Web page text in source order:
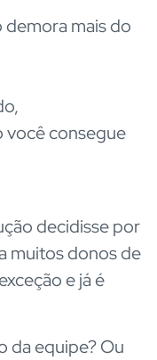
mais do
você consegue
decidisse por
muitos donos de
e já é
da equipe? Ou